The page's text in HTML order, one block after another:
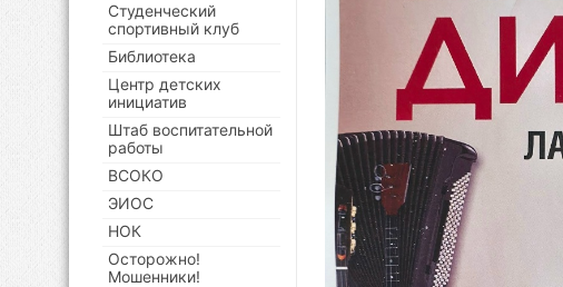
Студенческий
спортивный клуб
Библиотека
Центр детских
инициатив
Штаб воспитательной
работы
ВСОКО
ЭИОС
НОК
Осторожно!
Мошенники!